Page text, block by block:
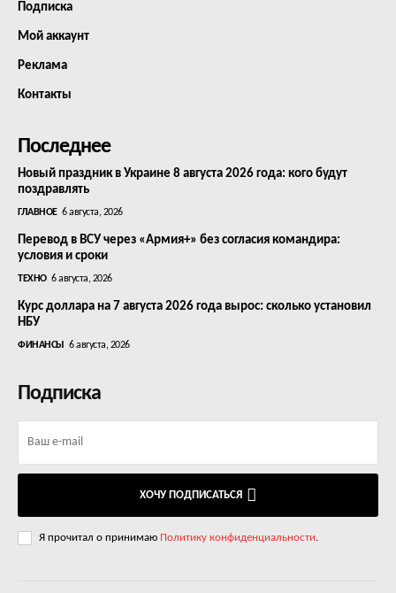
Подписка
Мой аккаунт
Реклама
Контакты
Последнее
Новый праздник в Украине 8 августа 2026 года: кого будут
поздравлять
ГЛАВНОЕ 6 августа, 2026
Перевод в ВСУ через «Армия+» без согласия командира:
условия и сроки
ТЕХНО 6 августа, 2026
Курс доллара на 7 августа 2026 года вырос: сколько установил
НБУ
ФИНАНСЫ 6 августа, 2026
Подписка
ХОЧУ ПОДПИСАТЬСЯ
Я прочитал о принимаю Политику конфиденциальности.